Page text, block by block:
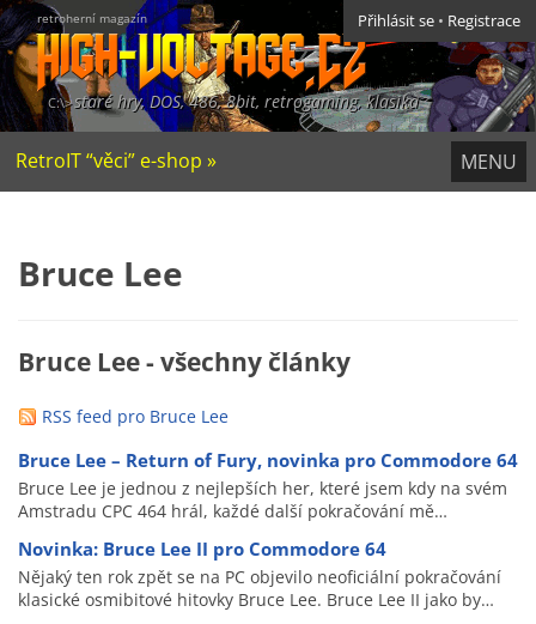
retroherní magazín
staré hry, DOS, 486, 8bit, retrogaming, klasika
Přihlásit se • Registrace
MENU
RetroIT “věci” e-shop »
Bruce Lee
Bruce Lee - všechny články
RSS feed pro Bruce Lee
Bruce Lee – Return of Fury, novinka pro Commodore 64
Bruce Lee je jednou z nejlepších her, které jsem kdy na svém
Amstradu CPC 464 hrál, každé další pokračování mě…
Novinka: Bruce Lee II pro Commodore 64
Nějaký ten rok zpět se na PC objevilo neoficiální pokračování
klasické osmibitové hitovky Bruce Lee. Bruce Lee II jako by…